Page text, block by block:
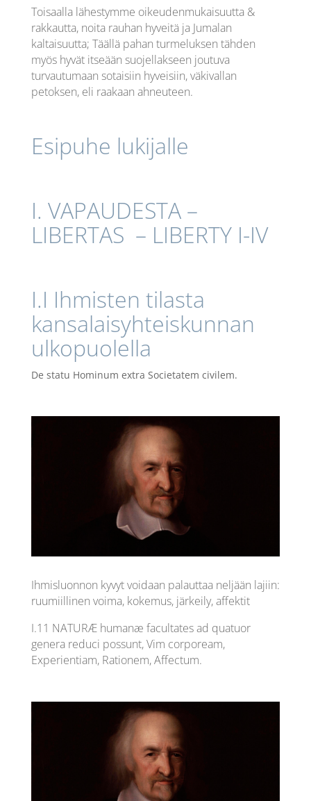
Toisaalla lähestymme oikeudenmukaisuutta &
rakkautta, noita rauhan hyveitä ja Jumalan
kaltaisuutta; Täällä pahan turmeluksen tähden
myös hyvät itseään suojellakseen joutuva
turvautumaan sotaisiin hyveisiin, väkivallan
petoksen, eli raakaan ahneuteen.
Esipuhe lukijalle
I. VAPAUDESTA –
LIBERTAS – LIBERTY I-IV
I.I Ihmisten tilasta
kansalaisyhteiskunnan
ulkopuolella
De statu Hominum extra Societatem civilem.
Ihmisluonnon kyvyt voidaan palauttaa neljään lajiin:
ruumiillinen voima, kokemus, järkeily, affektit
I.11 NATURÆ humanæ facultates ad quatuor
genera reduci possunt, Vim corpoream,
Experientiam, Rationem, Affectum.